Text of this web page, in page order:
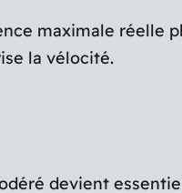
maximale réelle
la vélocité.
devient